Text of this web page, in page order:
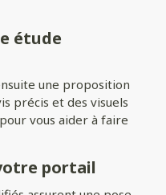
de gendarme inversé
de votre portail :
et une protection
étude
une proposition
précis et des visuels
vous aider à faire
portail